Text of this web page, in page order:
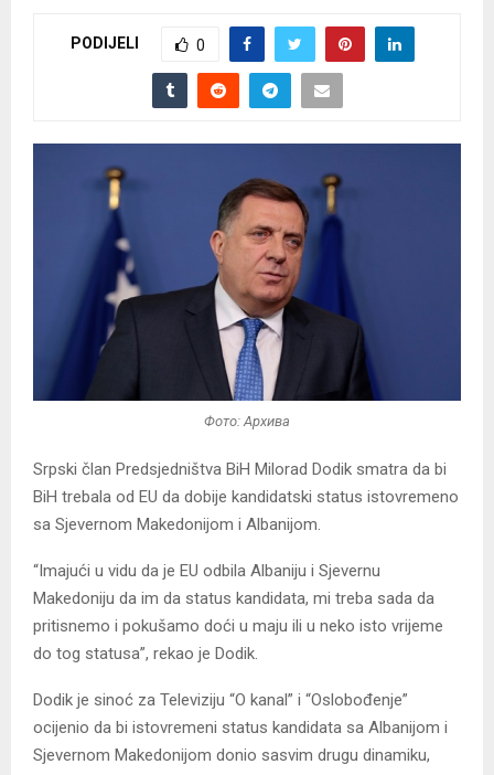
PODIJELI 0
Фото: Архива
Srpski član Predsjedništva BiH Milorad Dodik smatra da bi
BiH trebala od EU da dobije kandidatski status istovremeno
sa Sjevernom Makedonijom i Albanijom.
“Imajući u vidu da je EU odbila Albaniju i Sjevernu
Makedoniju da im da status kandidata, mi treba sada da
pritisnemo i pokušamo doći u maju ili u neko isto vrijeme
do tog statusa”, rekao je Dodik.
Dodik je sinoć za Televiziju “O kanal” i “Oslobođenje”
ocijenio da bi istovremeni status kandidata sa Albanijom i
Sjevernom Makedonijom donio sasvim drugu dinamiku,